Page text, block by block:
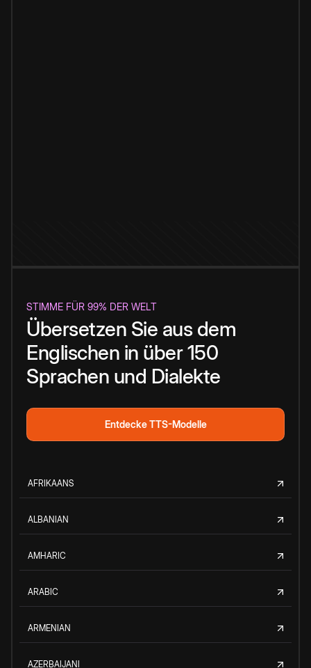
STIMME FÜR 99% DER WELT
Übersetzen Sie aus dem
Englischen in über 150
Sprachen und Dialekte
Entdecke TTS-Modelle
AFRIKAANS
ALBANIAN
AMHARIC
ARABIC
ARMENIAN
AZERBAIJANI